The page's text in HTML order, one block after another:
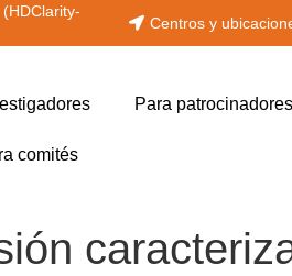
Centros y
Para
comités